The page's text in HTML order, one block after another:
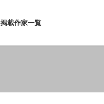
掲載作家一覧